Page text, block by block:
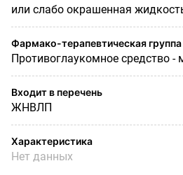
или слабо окрашенная
Фармако-терапевтическая группа
Противоглаукомное средство -
Входит в перечень
ЖНВЛП
Характеристика
Нет данных